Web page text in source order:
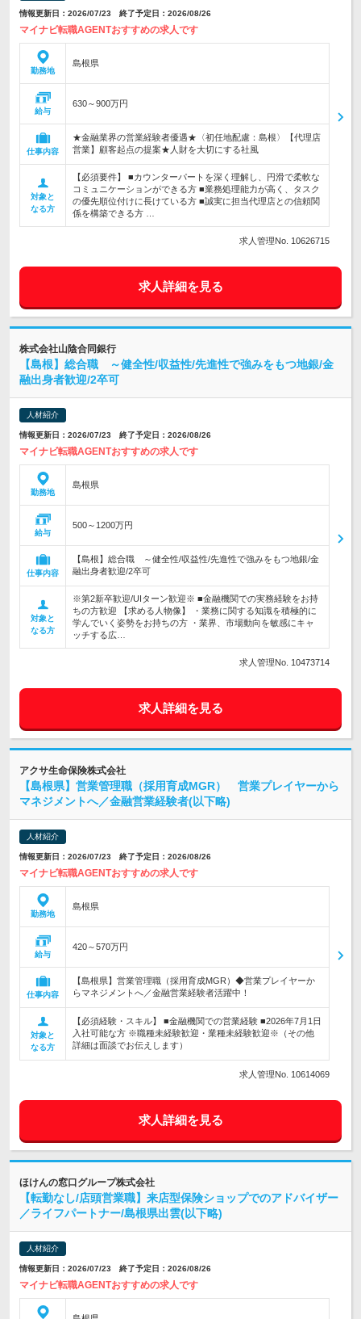
情報更新日：2026/07/23 終了予定日：2026/08/26
マイナビ転職AGENTおすすめの求人です
勤務地
島根県
給与
630～900万円
仕事内容
★金融業界の営業経験者優遇★〈初任地配慮：島根〉【代理店
営業】顧客起点の提案★人財を大切にする社風
対象と
なる方
【必須要件】 ■カウンターパートを深く理解し、円滑で柔軟な
コミュニケーションができる方 ■業務処理能力が高く、タスク
の優先順位付けに長けている方 ■誠実に担当代理店との信頼関
係を構築できる方 …
求人管理No. 10626715
求人詳細を見る
株式会社山陰合同銀行
【島根】総合職 ～健全性/収益性/先進性で強みをもつ地銀/金
融出身者歓迎/2卒可
人材紹介
情報更新日：2026/07/23 終了予定日：2026/08/26
マイナビ転職AGENTおすすめの求人です
勤務地
島根県
給与
500～1200万円
仕事内容
【島根】総合職 ～健全性/収益性/先進性で強みをもつ地銀/金
融出身者歓迎/2卒可
対象と
なる方
※第2新卒歓迎/UIターン歓迎※ ■金融機関での実務経験をお持
ちの方歓迎 【求める人物像】 ・業務に関する知識を積極的に
学んでいく姿勢をお持ちの方 ・業界、市場動向を敏感にキャ
ッチする広…
求人管理No. 10473714
求人詳細を見る
アクサ生命保険株式会社
【島根県】営業管理職（採用育成MGR） 営業プレイヤーから
マネジメントへ／金融営業経験者(以下略)
人材紹介
情報更新日：2026/07/23 終了予定日：2026/08/26
マイナビ転職AGENTおすすめの求人です
勤務地
島根県
給与
420～570万円
仕事内容
【島根県】営業管理職（採用育成MGR）◆営業プレイヤーか
らマネジメントへ／金融営業経験者活躍中！
対象と
なる方
【必須経験・スキル】 ■金融機関での営業経験 ■2026年7月1日
入社可能な方 ※職種未経験歓迎・業種未経験歓迎※（その他
詳細は面談でお伝えします）
求人管理No. 10614069
求人詳細を見る
ほけんの窓口グループ株式会社
【転勤なし/店頭営業職】来店型保険ショップでのアドバイザー
／ライフパートナー/島根県出雲(以下略)
人材紹介
情報更新日：2026/07/23 終了予定日：2026/08/26
マイナビ転職AGENTおすすめの求人です